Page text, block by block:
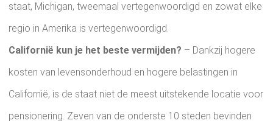
staat, Michigan, tweemaal vertegenwoordigd en zowat elke
regio in Amerika is vertegenwoordigd.
Californië kun je het beste vermijden? – Dankzij hogere
kosten van levensonderhoud en hogere belastingen in
Californië, is de staat niet de meest uitstekende locatie voor
pensionering. Zeven van de onderste 10 steden bevinden